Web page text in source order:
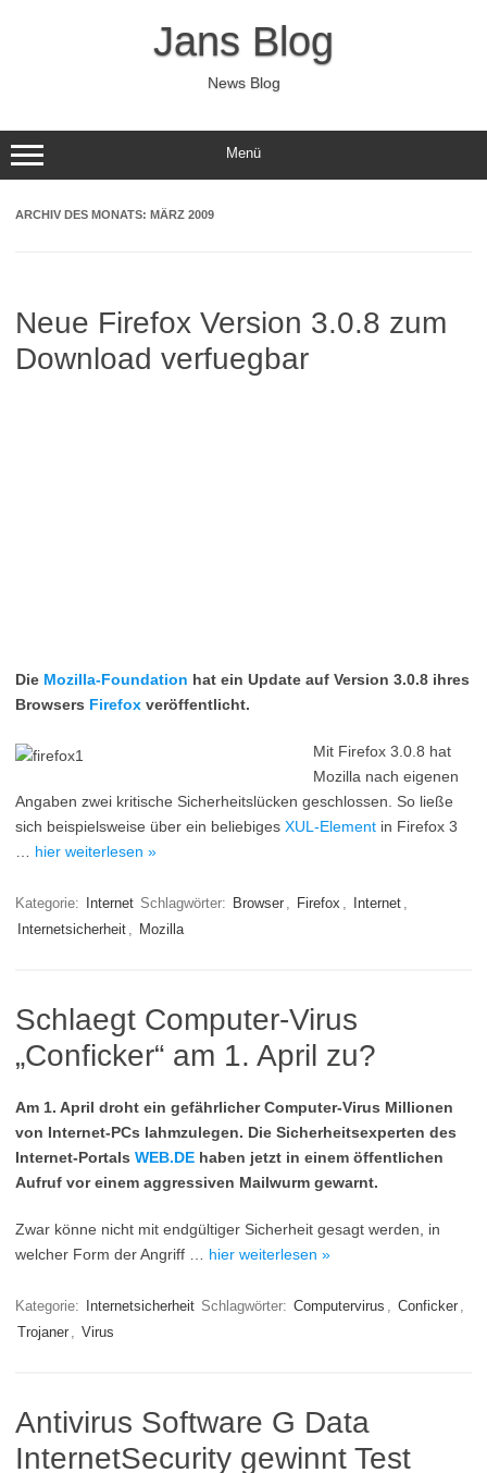
Jans Blog
News Blog
Menü
ARCHIV DES MONATS: MÄRZ 2009
Neue Firefox Version 3.0.8 zum
Download verfuegbar
Die Mozilla-Foundation hat ein Update auf Version 3.0.8 ihres
Browsers Firefox veröffentlicht.
Mit Firefox 3.0.8 hat
Mozilla nach eigenen
Angaben zwei kritische Sicherheitslücken geschlossen. So ließe
sich beispielsweise über ein beliebiges XUL-Element in Firefox 3
hier weiterlesen »
Kategorie: Internet Schlagwörter: Browser , Firefox , Internet ,
Internetsicherheit , Mozilla
Schlaegt Computer-Virus
„Conficker“ am 1. April zu?
Am 1. April droht ein gefährlicher Computer-Virus Millionen
von Internet-PCs lahmzulegen. Die Sicherheitsexperten des
Internet-Portals WEB.DE haben jetzt in einem öffentlichen
Aufruf vor einem aggressiven Mailwurm gewarnt.
Zwar könne nicht mit endgültiger Sicherheit gesagt werden, in
welcher Form der Angriff … hier weiterlesen »
Kategorie: Internetsicherheit Schlagwörter: Computervirus , Conficker ,
Trojaner , Virus
Antivirus Software G Data
InternetSecurity gewinnt Test